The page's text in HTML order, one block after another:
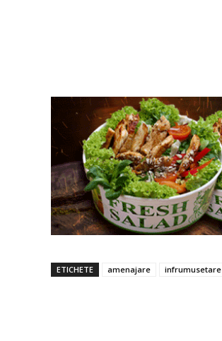
ETICHETE amenajare infrumusetare